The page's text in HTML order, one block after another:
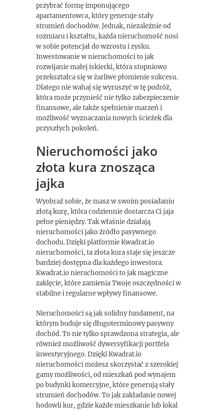
przybrać formę imponującego
apartamentowca, który generuje stały
strumień dochodów. Jednak, niezależnie od
rozmiaru i kształtu, każda nieruchomość nosi
w sobie potencjał do wzrostu i zysku.
Inwestowanie w nieruchomości to jak
rozwijanie małej iskierki, która stopniowo
przekształca się w żarliwe płomienie sukcesu.
Dlatego nie wahaj się wyruszyć w tę podróż,
która może przynieść nie tylko zabezpieczenie
finansowe, ale także spełnienie marzeń i
możliwość wyznaczania nowych ścieżek dla
przyszłych pokoleń.
Nieruchomości jako
złota kura znosząca
jajka
Wyobraź sobie, że masz w swoim posiadaniu
złotą kurę, która codziennie dostarcza Ci jaja
pełne pieniędzy. Tak właśnie działają
nieruchomości jako źródło pasywnego
dochodu. Dzięki platformie Kwadrat.io
nieruchomości, ta złota kura staje się jeszcze
bardziej dostępna dla każdego inwestora.
Kwadrat.io nieruchomości to jak magiczne
zaklęcie, które zamienia Twoje oszczędności w
stabilne i regularne wpływy finansowe.
Nieruchomości są jak solidny fundament, na
którym buduje się długoterminowy pasywny
dochód. To nie tylko sprawdzona strategia, ale
również możliwość dywersyfikacji portfela
inwestycyjnego. Dzięki Kwadrat.io
nieruchomości możesz skorzystać z szerokiej
gamy możliwości, od mieszkań pod wynajem
po budynki komercyjne, które generują stały
strumień dochodów. To jak zakładanie nowej
hodowli kur, gdzie każde mieszkanie lub lokal